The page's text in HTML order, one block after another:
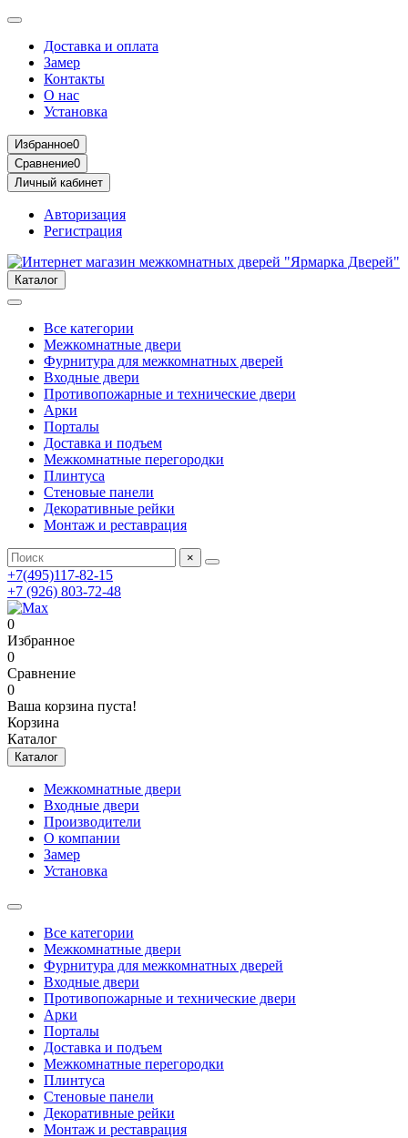
Доставка и оплата
Замер
Контакты
О нас
Установка
Избранное0
Сравнение0
Личный кабинет
Авторизация
Регистрация
Каталог
Все категории
Межкомнатные двери
Фурнитура для межкомнатных дверей
Входные двери
Противопожарные и технические двери
Арки
Порталы
Доставка и подъем
Межкомнатные перегородки
Плинтуса
Стеновые панели
Декоративные рейки
Монтаж и реставрация
×
+7(495)117-82-15
+7 (926) 803-72-48
0
Избранное
0
Сравнение
0
Ваша корзина пуста!
Корзина
Каталог
Каталог
Межкомнатные двери
Входные двери
Производители
О компании
Замер
Установка
Все категории
Межкомнатные двери
Фурнитура для межкомнатных дверей
Входные двери
Противопожарные и технические двери
Арки
Порталы
Доставка и подъем
Межкомнатные перегородки
Плинтуса
Стеновые панели
Декоративные рейки
Монтаж и реставрация